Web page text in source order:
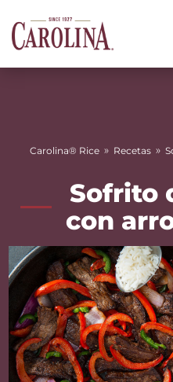
Carolina® Rice » Recetas »
Sofrito
con